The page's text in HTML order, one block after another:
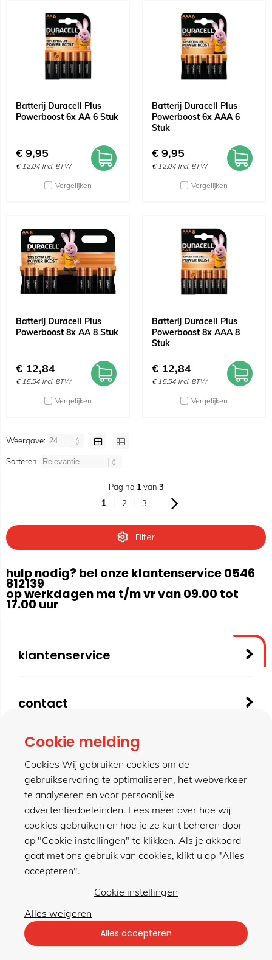
Batterij Duracell Plus
Powerboost 6x AA 6 Stuk
€ 9,95
€ 12,04 Incl. BTW
Vergelijken
Batterij Duracell Plus
Powerboost 6x AAA 6
Stuk
€ 9,95
€ 12,04 Incl. BTW
Vergelijken
Batterij Duracell Plus
Powerboost 8x AA 8 Stuk
€ 12,84
€ 15,54 Incl. BTW
Vergelijken
Batterij Duracell Plus
Powerboost 8x AAA 8
Stuk
€ 12,84
€ 15,54 Incl. BTW
Vergelijken
Weergave:
Sorteren:
Pagina 1 van 3
1 2 3
Filter
hulp nodig? bel onze klantenservice 0546
812139
op werkdagen ma t/m vr van 09.00 tot
17.00 uur
klantenservice
contact
meer van hillen
winkel
Privacybeleid | Algemene voorwaarden
met gemak veilig shoppen
Cookie melding
Cookies Wij gebruiken cookies om de
gebruikservaring te optimaliseren, het webverkeer
te analyseren en voor persoonlijke
advertentiedoeleinden. Lees meer over hoe wij
cookies gebruiken en hoe je ze kunt beheren door
op "Cookie instellingen" te klikken. Als je akkoord
gaat met ons gebruik van cookies, klikt u op "Alles
accepteren".
Cookie instellingen
Alles weigeren
Alles accepteren